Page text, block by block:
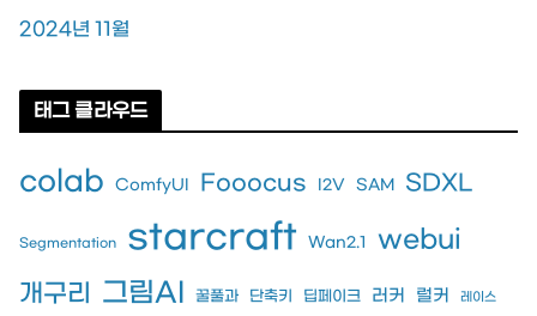
2024년 11월
태그 클라우드
colab ComfyUI Fooocus I2V SAM SDXL
Segmentation starcraft Wan2.1
webui
개구리 그림AI 꿀풀과 단축키 딥페이크 러커 럴커 레이스